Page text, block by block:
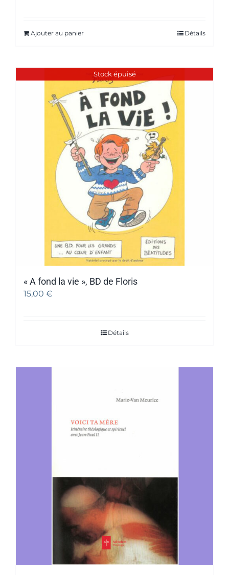
Ajouter au panier Détails
Stock épuisé
« A fond la vie », BD de Floris
15,00 €
Détails